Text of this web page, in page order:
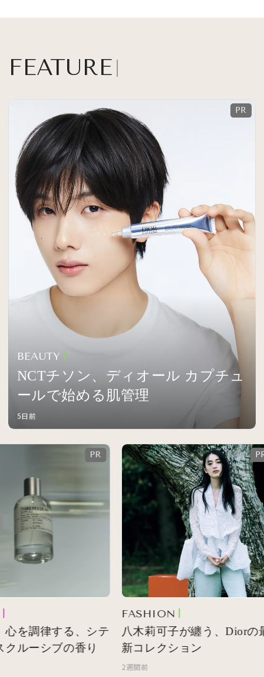
FEATURE
BEAUTY
NCTチソン、ディオール カプチュ
ールで始める肌管理
5日前
を調律する、シテ
ルーシブの香り
FASHION
八木莉可子が纏う、Diorの最
新コレクション
2週間前